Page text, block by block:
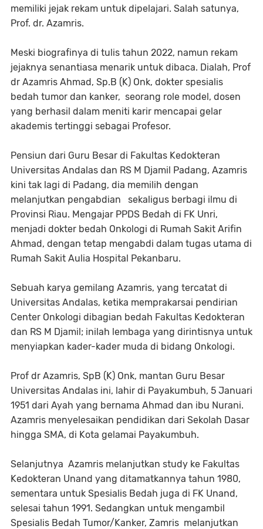
memiliki jejak rekam untuk dipelajari. Salah satunya,
Prof. dr. Azamris.
Meski biografinya di tulis tahun 2022, namun rekam
jejaknya senantiasa menarik untuk dibaca. Dialah, Prof
dr Azamris Ahmad, Sp.B (K) Onk, dokter spesialis
bedah tumor dan kanker, seorang role model, dosen
yang berhasil dalam meniti karir mencapai gelar
akademis tertinggi sebagai Profesor.
Pensiun dari Guru Besar di Fakultas Kedokteran
Universitas Andalas dan RS M Djamil Padang, Azamris
kini tak lagi di Padang, dia memilih dengan
melanjutkan pengabdian sekaligus berbagi ilmu di
Provinsi Riau. Mengajar PPDS Bedah di FK Unri,
menjadi dokter bedah Onkologi di Rumah Sakit Arifin
Ahmad, dengan tetap mengabdi dalam tugas utama di
Rumah Sakit Aulia Hospital Pekanbaru.
Sebuah karya gemilang Azamris, yang tercatat di
Universitas Andalas, ketika memprakarsai pendirian
Center Onkologi dibagian bedah Fakultas Kedokteran
dan RS M Djamil; inilah lembaga yang dirintisnya untuk
menyiapkan kader-kader muda di bidang Onkologi.
Prof dr Azamris, SpB (K) Onk, mantan Guru Besar
Universitas Andalas ini, lahir di Payakumbuh, 5 Januari
1951 dari Ayah yang bernama Ahmad dan ibu Nurani.
Azamris menyelesaikan pendidikan dari Sekolah Dasar
hingga SMA, di Kota gelamai Payakumbuh.
Selanjutnya Azamris melanjutkan study ke Fakultas
Kedokteran Unand yang ditamatkannya tahun 1980,
sementara untuk Spesialis Bedah juga di FK Unand,
selesai tahun 1991. Sedangkan untuk mengambil
Spesialis Bedah Tumor/Kanker, Zamris melanjutkan